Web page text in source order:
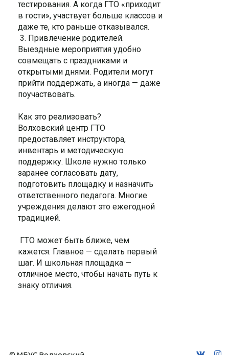
тестирования. А когда ГТО «приходит
в гости», участвует больше классов и
даже те, кто раньше отказывался.
3. Привлечение родителей.
Выездные мероприятия удобно
совмещать с праздниками и
открытыми днями. Родители могут
прийти поддержать, а иногда — даже
поучаствовать.
Как это реализовать?
Волховский центр ГТО
предоставляет инструктора,
инвентарь и методическую
поддержку. Школе нужно только
заранее согласовать дату,
подготовить площадку и назначить
ответственного педагога. Многие
учреждения делают это ежегодной
традицией.
ГТО может быть ближе, чем
кажется. Главное — сделать первый
шаг. И школьная площадка —
отличное место, чтобы начать путь к
знаку отличия.